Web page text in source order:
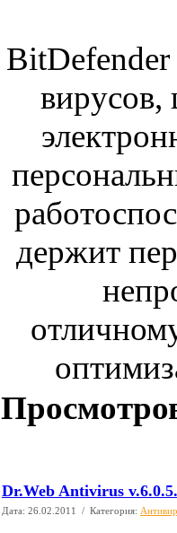
BitDefender
вирусов,
держит
Dr.Web Antivirus
Дата: 26.02.2011 / Категория: